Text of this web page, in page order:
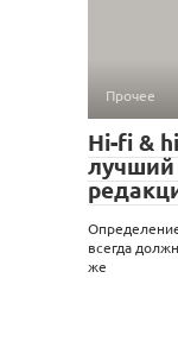
Прочее
Hi-fi &
лучший
всегда
же